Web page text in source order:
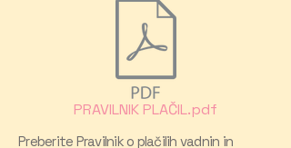
PRAVILNIK PLAČIL.pdf
Preberite Pravilnik o plačilih vadnin in